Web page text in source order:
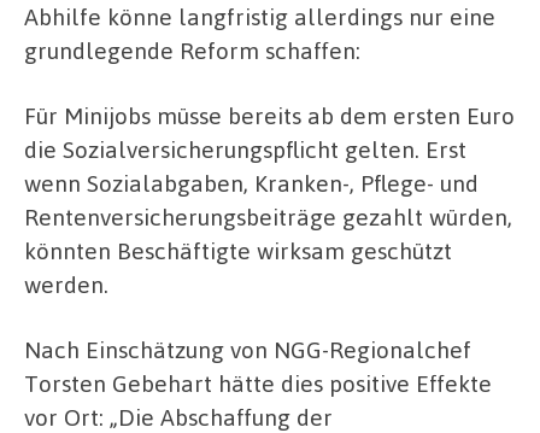
Abhilfe könne langfristig allerdings nur eine
grundlegende Reform schaffen:
Für Minijobs müsse bereits ab dem ersten Euro
die Sozialversicherungspflicht gelten. Erst
wenn Sozialabgaben, Kranken-, Pflege- und
Rentenversicherungsbeiträge gezahlt würden,
könnten Beschäftigte wirksam geschützt
werden.
Nach Einschätzung von NGG-Regionalchef
Torsten Gebehart hätte dies positive Effekte
vor Ort: „Die Abschaffung der